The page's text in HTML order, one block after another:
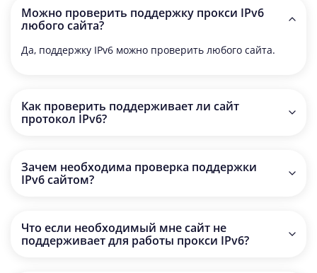
Можно проверить поддержку прокси IPv6
любого сайта?
Да, поддержку IPv6 можно проверить любого сайта.
Как проверить поддерживает ли сайт
протокол IPv6?
“проверка”. В текстовом меню справа отобразится
результат.
Зачем необходима проверка поддержки
IPv6 сайтом?
Что если необходимый мне сайт не
поддерживает для работы прокси IPv6?